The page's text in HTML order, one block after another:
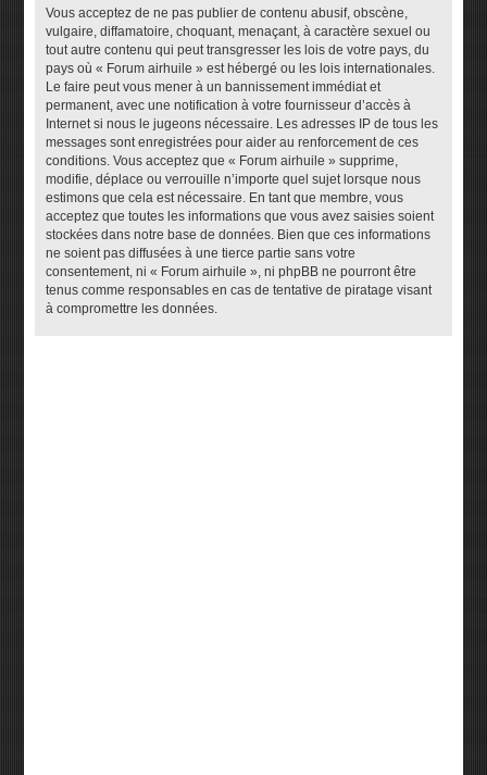
Vous acceptez de ne pas publier de contenu abusif, obscène,
vulgaire, diffamatoire, choquant, menaçant, à caractère sexuel ou
tout autre contenu qui peut transgresser les lois de votre pays, du
pays où « Forum airhuile » est hébergé ou les lois internationales.
Le faire peut vous mener à un bannissement immédiat et
permanent, avec une notification à votre fournisseur d’accès à
Internet si nous le jugeons nécessaire. Les adresses IP de tous les
messages sont enregistrées pour aider au renforcement de ces
conditions. Vous acceptez que « Forum airhuile » supprime,
modifie, déplace ou verrouille n’importe quel sujet lorsque nous
estimons que cela est nécessaire. En tant que membre, vous
acceptez que toutes les informations que vous avez saisies soient
stockées dans notre base de données. Bien que ces informations
ne soient pas diffusées à une tierce partie sans votre
consentement, ni « Forum airhuile », ni phpBB ne pourront être
tenus comme responsables en cas de tentative de piratage visant
à compromettre les données.